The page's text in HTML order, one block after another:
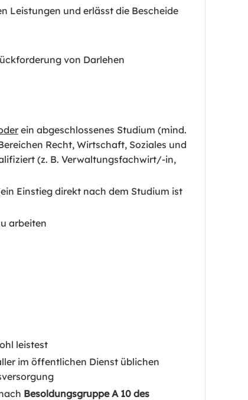
Leistungen und erlässt die Bescheide
von Darlehen
ein abgeschlossenes Studium (mind.
Recht, Wirtschaft, Soziales und
(z. B. Verwaltungsfachwirt/-in,
Einstieg direkt nach dem Studium ist
arbeiten
leistest
im öffentlichen Dienst üblichen
Besoldungsgruppe A 10 des